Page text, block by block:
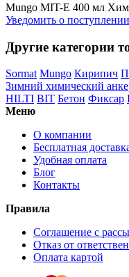
Mungo MIT-E 400 мл
Уведомить о поступлении
Другие категории
Sormat Mungo Кирипич
Зимний химический
HILTI BIT Бетон Фиксар
Меню
О компании
Бесплатная
Удобная оплата
Блог
Контакты
Правила
Соглашение с
Отказ от
Оплата картой